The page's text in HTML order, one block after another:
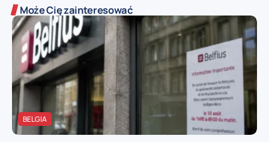
Może Cię zainteresować
BELGIA